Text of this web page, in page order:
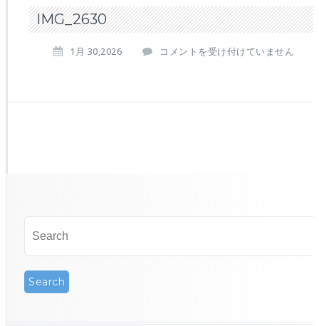
IMG_2630
1月 30,2026
I
コメントを受け付けていません